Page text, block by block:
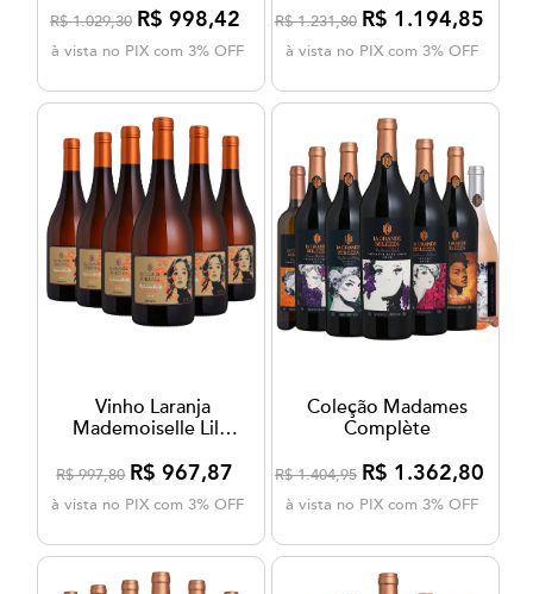
R$ 1.029,30 R$ 998,42
à vista no PIX com 3% OFF
R$ 1.231,80 R$ 1.194,85
à vista no PIX com 3% OFF
Vinho Laranja
Mademoiselle Lili |
R$ 997,80 R$ 967,87
à vista no PIX com 3% OFF
Coleção Madames
Complète
R$ 1.404,95 R$ 1.362,80
à vista no PIX com 3% OFF